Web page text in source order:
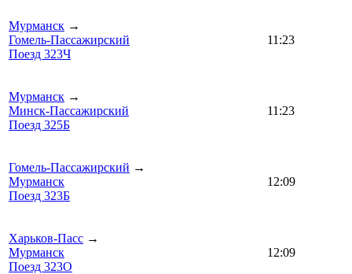
Мурманск →
Гомель-Пассажирский
Поезд 323Ч
11:23
Мурманск →
Минск-Пассажирский
Поезд 325Б
11:23
Гомель-Пассажирский →
Мурманск
Поезд 323Б
12:09
Харьков-Пасс →
Мурманск
Поезд 323О
12:09